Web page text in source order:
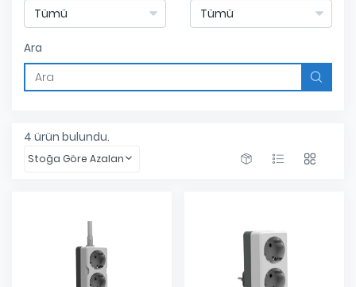
Ara
4 ürün bulundu.
Stoğa Göre Azalan